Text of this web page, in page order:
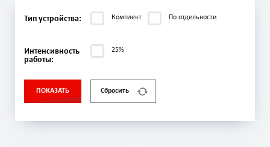
Тип устройства: Комплект По отдельности
Интенсивность
работы:
25%
ПОКАЗАТЬ Сбросить